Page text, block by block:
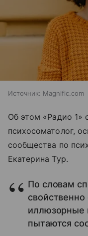
Источник: Magnific.com
Об этом «Радио 1»
психосоматолог,
сообщества по
Екатерина Тур.
По словам
свойственно
иллюзорные
пытаются